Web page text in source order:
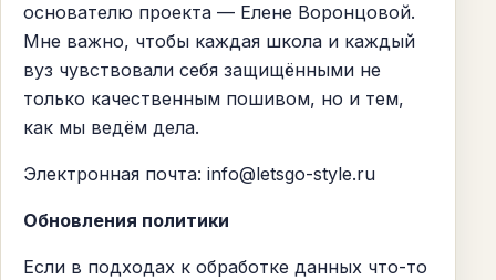
основателю проекта — Елене Воронцовой.
Мне важно, чтобы каждая школа и каждый
вуз чувствовали себя защищёнными не
только качественным пошивом, но и тем,
как мы ведём дела.
Электронная почта: info@letsgo-style.ru
Обновления политики
Если в подходах к обработке данных что-то